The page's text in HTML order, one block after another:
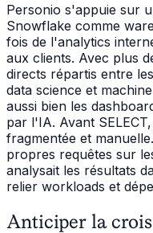
Personio s'appuie sur
Snowflake comme
fois de l'analytics
aux clients. Avec plus
directs répartis entre
data science et
aussi bien les
par l'IA. Avant
fragmentée et
propres requêtes sur
analysait les résultats
relier workloads et
Anticiper la